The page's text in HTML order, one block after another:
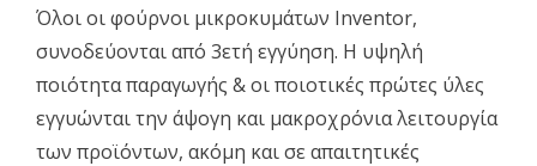
Όλοι οι φούρνοι μικροκυμάτων Inventor,
συνοδεύονται από 3ετή εγγύηση. Η υψηλή
ποιότητα παραγωγής & οι ποιοτικές πρώτες ύλες
εγγυώνται την άψογη και μακροχρόνια λειτουργία
των προϊόντων, ακόμη και σε απαιτητικές